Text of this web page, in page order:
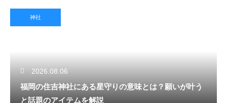
神社
2026.08.06
福岡の住吉神社にある星守りの意味とは？願いが叶う
と話題のアイテムを解説